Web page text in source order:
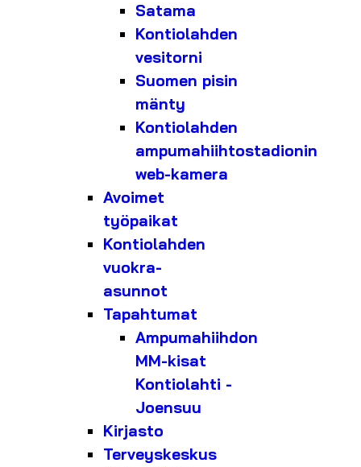
Satama
Kontiolahden
vesitorni
Suomen pisin
mänty
Kontiolahden
ampumahiihtostadionin
web-kamera
Avoimet
työpaikat
Kontiolahden
vuokra-
asunnot
Tapahtumat
Ampumahiihdon
MM-kisat
Kontiolahti -
Joensuu
Kirjasto
Terveyskeskus